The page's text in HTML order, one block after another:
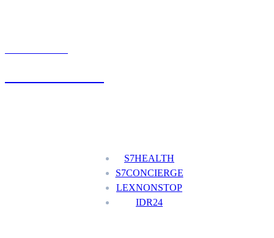
S7HEALTH
S7CONCIERGE
LEXNONSTOP
IDR24